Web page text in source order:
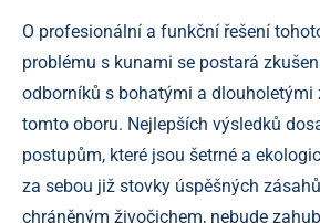
O profesionální a funkční řešení
problému s kunami se postará
odborníků s bohatými a dlouholetými
tomto oboru. Nejlepších výsledků
postupům, které jsou šetrné a
za sebou již stovky úspěšných
chráněným živočichem, nebude